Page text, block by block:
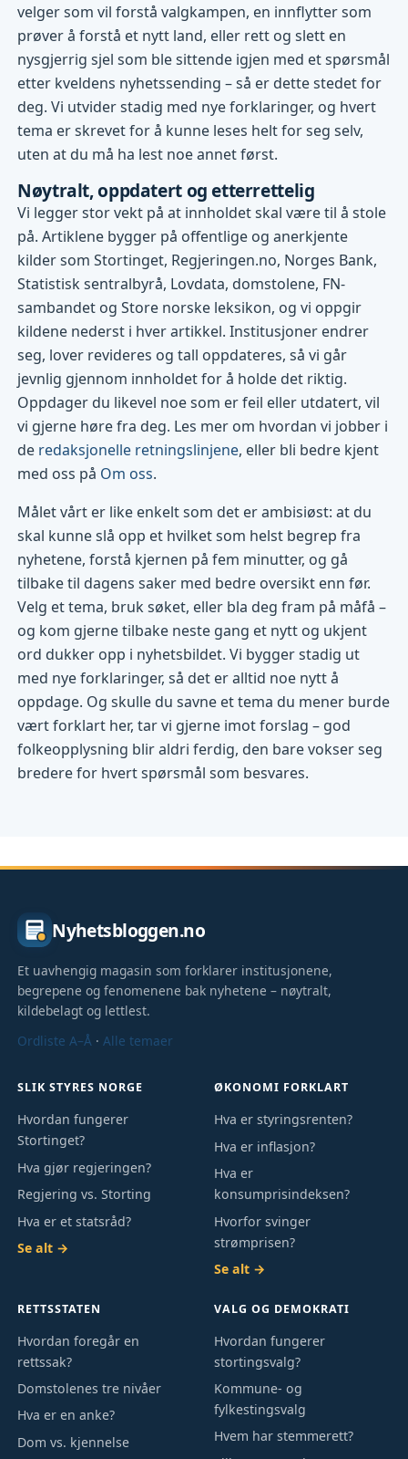
velger som vil forstå valgkampen, en innflytter som
prøver å forstå et nytt land, eller rett og slett en
nysgjerrig sjel som ble sittende igjen med et spørsmål
etter kveldens nyhetssending – så er dette stedet for
deg. Vi utvider stadig med nye forklaringer, og hvert
tema er skrevet for å kunne leses helt for seg selv,
uten at du må ha lest noe annet først.
Nøytralt, oppdatert og etterrettelig
Vi legger stor vekt på at innholdet skal være til å stole
på. Artiklene bygger på offentlige og anerkjente
kilder som Stortinget, Regjeringen.no, Norges Bank,
Statistisk sentralbyrå, Lovdata, domstolene, FN-
sambandet og Store norske leksikon, og vi oppgir
kildene nederst i hver artikkel. Institusjoner endrer
seg, lover revideres og tall oppdateres, så vi går
jevnlig gjennom innholdet for å holde det riktig.
Oppdager du likevel noe som er feil eller utdatert, vil
vi gjerne høre fra deg. Les mer om hvordan vi jobber i
de redaksjonelle retningslinjene, eller bli bedre kjent
med oss på Om oss.
Målet vårt er like enkelt som det er ambisiøst: at du
skal kunne slå opp et hvilket som helst begrep fra
nyhetene, forstå kjernen på fem minutter, og gå
tilbake til dagens saker med bedre oversikt enn før.
Velg et tema, bruk søket, eller bla deg fram på måfå –
og kom gjerne tilbake neste gang et nytt og ukjent
ord dukker opp i nyhetsbildet. Vi bygger stadig ut
med nye forklaringer, så det er alltid noe nytt å
oppdage. Og skulle du savne et tema du mener burde
vært forklart her, tar vi gjerne imot forslag – god
folkeopplysning blir aldri ferdig, den bare vokser seg
bredere for hvert spørsmål som besvares.
Nyhetsbloggen.no
Et uavhengig magasin som forklarer institusjonene,
begrepene og fenomenene bak nyhetene – nøytralt,
kildebelagt og lettlest.
Ordliste A–Å ·Alle temaer
SLIK STYRES NORGE
Hvordan fungerer
Stortinget?
Hva gjør regjeringen?
Regjering vs. Storting
Hva er et statsråd?
Se alt →
ØKONOMI FORKLART
Hva er styringsrenten?
Hva er inflasjon?
Hva er
konsumprisindeksen?
Hvorfor svinger
strømprisen?
Se alt →
RETTSSTATEN
Hvordan foregår en
rettssak?
Domstolenes tre nivåer
Hva er en anke?
Dom vs. kjennelse
VALG OG DEMOKRATI
Hvordan fungerer
stortingsvalg?
Kommune- og
fylkestingsvalg
Hvem har stemmerett?